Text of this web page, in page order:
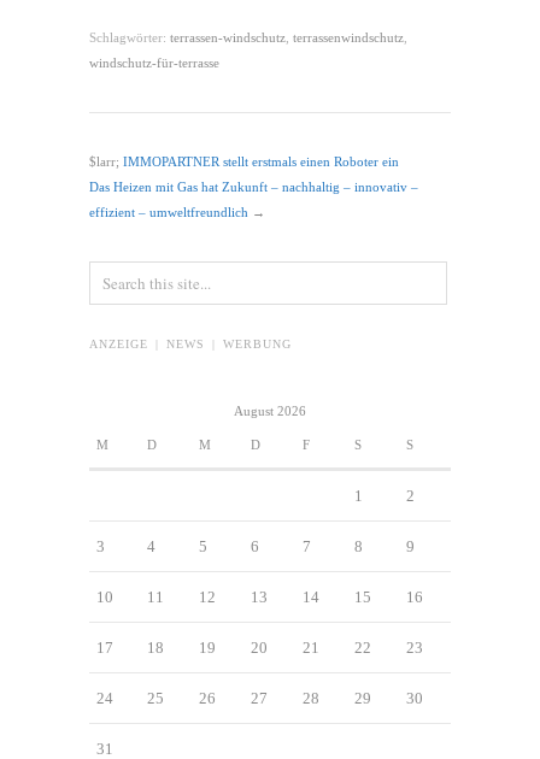
Schlagwörter: terrassen-windschutz terrassenwindschutz
windschutz-für-terrasse
$larr; IMMOPARTNER stellt erstmals einen Roboter ein
Das Heizen mit Gas hat Zukunft – nachhaltig – innovativ –
effizient – umweltfreundlich →
ANZEIGE | NEWS | WERBUNG
August 2026
M D M D F S S
1 2
3 4 5 6 7 8 9
10 11 12 13 14 15 16
17 18 19 20 21 22 23
24 25 26 27 28 29 30
31